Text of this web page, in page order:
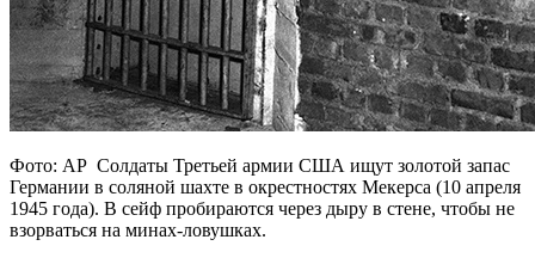
Фото: AP Солдаты Третьей армии США ищут золотой запас
Германии в соляной шахте в окрестностях Мекерса (10 апреля
1945 года). В сейф пробираются через дыру в стене, чтобы не
взорваться на минах-ловушках.